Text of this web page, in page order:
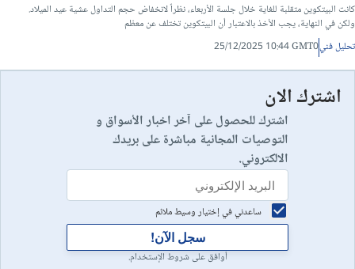
كانت البيتكوين متقلبة للغاية خلال جلسة الأربعاء، نظراً لانخفاض حجم التداول عشية عيد الميلاد.
ولكن في النهاية، يجب الأخذ بالاعتبار أن البيتكوين تختلف عن معظم
تحليل فني25/12/2025 10:44 GMT0
اشترك الان
اشترك للحصول على آخر اخبار الأسواق و
التوصيات المجانية مباشرة على بريدك
الالكتروني.
ساعدني في إختيار وسيط ملائم
سجل الآن!
أوافق على شروط الإستخدام.